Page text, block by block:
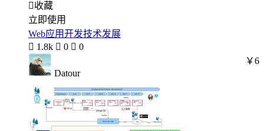
收藏
立即使用
Web应用开发技术发展
 1.8k  0  0
Datour
￥6